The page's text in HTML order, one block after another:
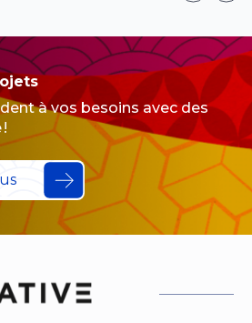
à vos besoins avec des